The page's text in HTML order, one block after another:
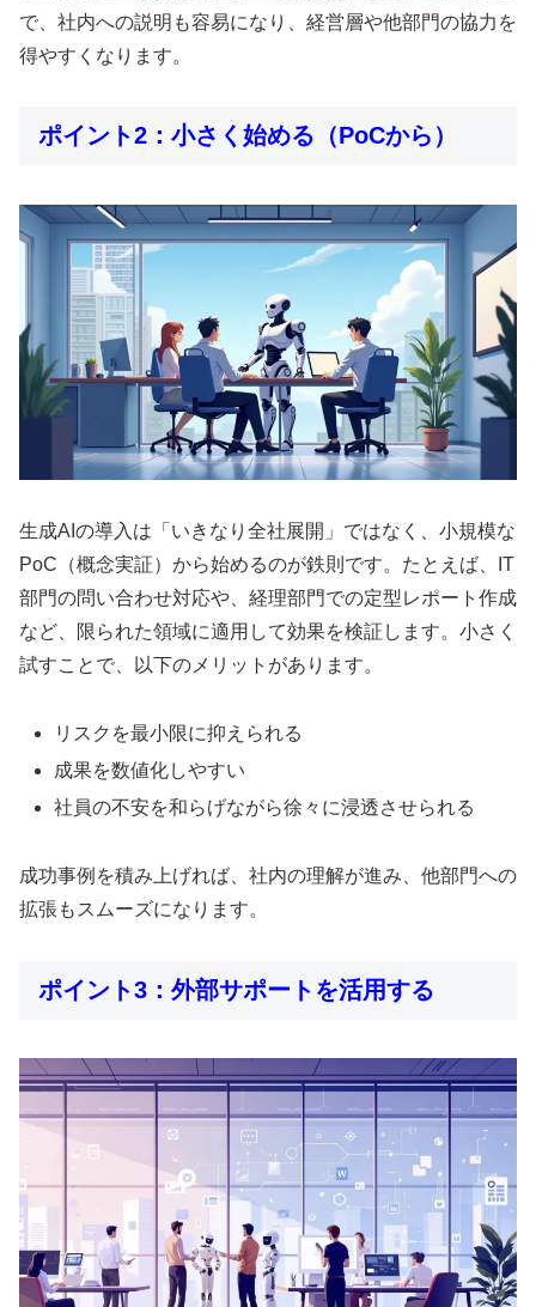
で、社内への説明も容易になり、経営層や他部門の協力を
得やすくなります。
ポイント2：小さく始める（PoCから）
生成AIの導入は「いきなり全社展開」ではなく、小規模な
PoC（概念実証）から始めるのが鉄則です。たとえば、IT
部門の問い合わせ対応や、経理部門での定型レポート作成
など、限られた領域に適用して効果を検証します。小さく
試すことで、以下のメリットがあります。
リスクを最小限に抑えられる
成果を数値化しやすい
社員の不安を和らげながら徐々に浸透させられる
成功事例を積み上げれば、社内の理解が進み、他部門への
拡張もスムーズになります。
ポイント3：外部サポートを活用する